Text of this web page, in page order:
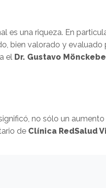
es una riqueza. En
bien valorado y
el Dr. Gustavo
no sólo un
de Clínica RedSalud